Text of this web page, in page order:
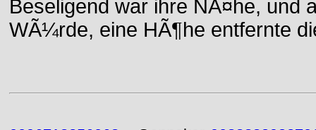
Beseligend war ihre NÃ¤he, und
WÃ¼rde, eine HÃ¶he entfernte